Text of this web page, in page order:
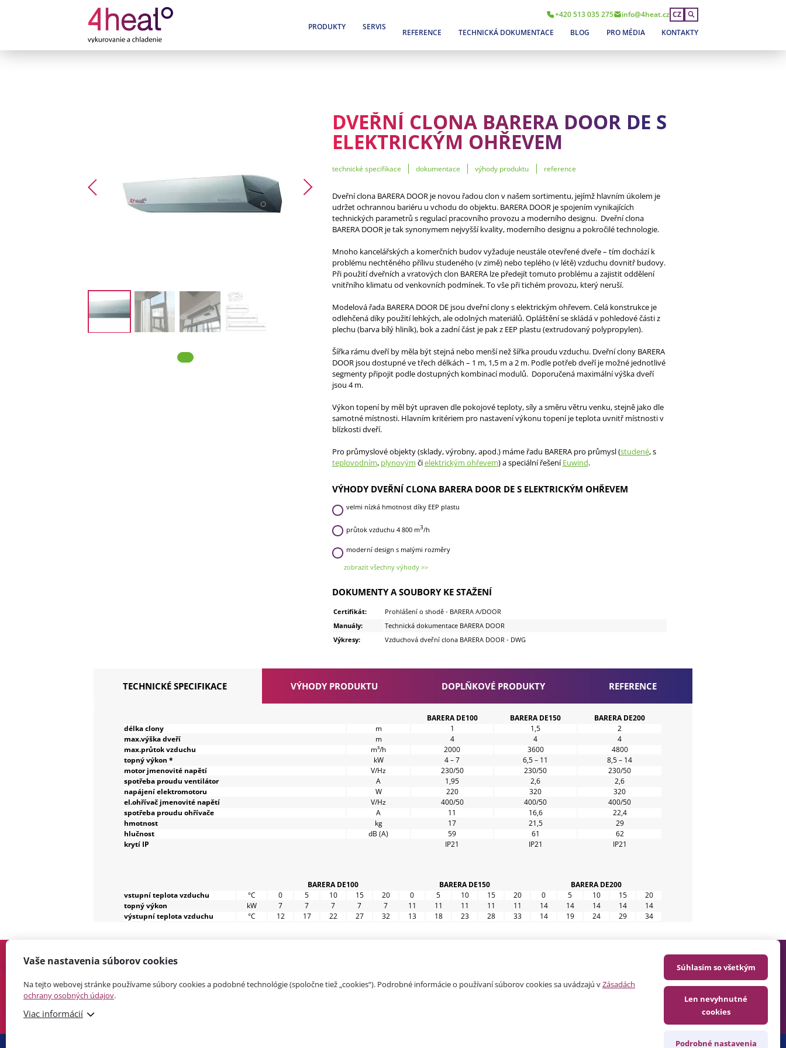
+420 513 035 275 info@4heat.cz CZ
PRODUKTY
SERVIS
REFERENCE TECHNICKÁ DOKUMENTACE BLOG PRO MÉDIA KONTAKTY
DVEŘNÍ CLONA BARERA DOOR DE S
ELEKTRICKÝM OHŘEVEM
technické specifikace dokumentace výhody produktu reference
Dveřní clona BARERA DOOR je novou řadou clon v našem sortimentu, jejímž hlavním úkolem je
udržet ochrannou bariéru u vchodu do objektu. BARERA DOOR je spojením vynikajících
technických parametrů s regulací pracovního provozu a moderního designu. Dveřní clona
BARERA DOOR je tak synonymem nejvyšší kvality, moderního designu a pokročilé technologie.
Mnoho kancelářských a komerčních budov vyžaduje neustále otevřené dveře – tím dochází k
problému nechtěného přílivu studeného (v zimě) nebo teplého (v létě) vzduchu dovnitř budovy.
Při použití dveřních a vratových clon BARERA lze předejít tomuto problému a zajistit oddělení
vnitřního klimatu od venkovních podmínek. To vše při tichém provozu, který neruší.
Modelová řada BARERA DOOR DE jsou dveřní clony s elektrickým ohřevem. Celá konstrukce je
odlehčená díky použití lehkých, ale odolných materiálů. Opláštění se skládá v pohledové části z
plechu (barva bílý hliník), bok a zadní část je pak z EEP plastu (extrudovaný polypropylen).
Šířka rámu dveří by měla být stejná nebo menší než šířka proudu vzduchu. Dveřní clony BARERA
DOOR jsou dostupné ve třech délkách – 1 m, 1,5 m a 2 m. Podle potřeb dveří je možné jednotlivé
segmenty připojit podle dostupných kombinací modulů. Doporučená maximální výška dveří
jsou 4 m.
Výkon topení by měl být upraven dle pokojové teploty, síly a směru větru venku, stejně jako dle
samotné místnosti. Hlavním kritériem pro nastavení výkonu topení je teplota uvnitř místnosti v
blízkosti dveří.
Pro průmyslové objekty (sklady, výrobny, apod.) máme řadu BARERA pro průmysl (studené, s
teplovodním, plynovým čielektrickým ohřevem) a speciální řešeníEuwind.
VÝHODY DVEŘNÍ CLONA BARERA DOOR DE S ELEKTRICKÝM OHŘEVEM
velmi nízká hmotnost díky EEP plastu
průtok vzduchu 4 800 m3/h
moderní design s malými rozměry
zobrazit všechny výhody >>
DOKUMENTY A SOUBORY KE STAŽENÍ
Certifikát:
Prohlášení o shodě - BARERA A/DOOR
Manuály:
Technická dokumentace BARERA DOOR
Výkresy:
Vzduchová dveřní clona BARERA DOOR - DWG
TECHNICKÉ SPECIFIKACE VÝHODY PRODUKTU DOPLŇKOVÉ PRODUKTY REFERENCE
BARERA DE100 BARERA DE150
BARERA DE200
délka clony
m 1 1,5
2
max.výška dveří
m 4 4
4
max.průtok vzduchu
m³/h 2000 3600
4800
topný výkon *
kW 4 – 7 6,5 – 11
8,5 – 14
motor jmenovité napětí
V/Hz 230/50 230/50
230/50
spotřeba proudu ventilátor
A 1,95 2,6
2,6
napájení elektromotoru
W 220 320
320
el.ohřívač jmenovité napětí
V/Hz 400/50 400/50
400/50
spotřeba proudu ohřívače
A 11 16,6
22,4
hmotnost
kg 17 21,5
29
hlučnost
dB (A) 59 61
62
krytí IP
IP21 IP21 IP21
BARERA DE100 BARERA DE150
BARERA DE200
vstupní teplota vzduchu
°C 0 5 10 15 20 0 5 10 15 20 0 5 10 15
20
topný výkon
kW 7 7 7 7 7 11 11 11 11 11 14 14 14 14
14
výstupní teplota vzduchu
°C 12 17 22 27 32 13 18 23 28 33 14 19 24 29 34
+420 513 035 275
Vaše nastavenia súborov cookies
Na tejto webovej stránke používame súbory cookies a podobné technológie (spoločne tiež „cookies“). Podrobné informácie o používaní súborov cookies sa uvádzajú vZásadách
ochrany osobných údajov.
Viac informácií
Súhlasím so všetkým
Len nevyhnutné
cookies
Podrobné nastavenia